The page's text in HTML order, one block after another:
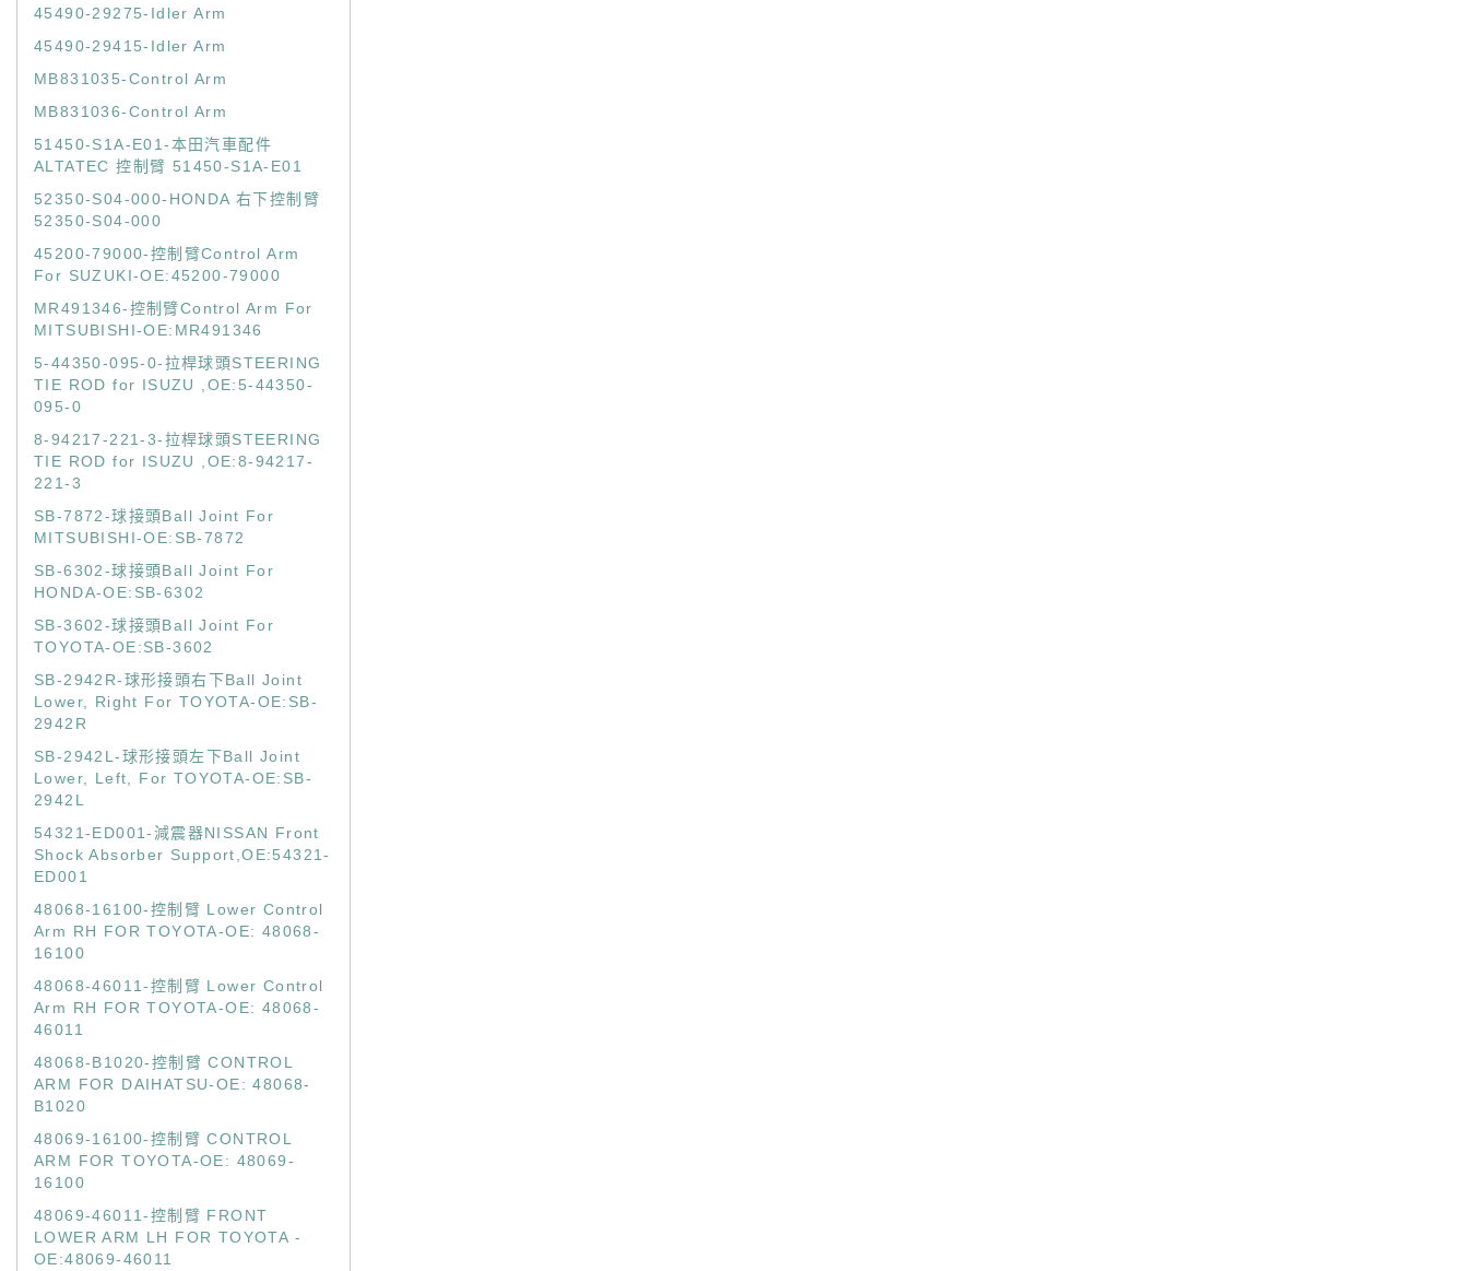
45490-29275-Idler Arm
45490-29415-Idler Arm
MB831035-Control Arm
MB831036-Control Arm
51450-S1A-E01-本田汽車配件
ALTATEC 控制臂 51450-S1A-E01
52350-S04-000-HONDA 右下控制臂
52350-S04-000
45200-79000-控制臂Control Arm
For SUZUKI-OE:45200-79000
MR491346-控制臂Control Arm For
MITSUBISHI-OE:MR491346
5-44350-095-0-拉桿球頭STEERING
TIE ROD for ISUZU ,OE:5-44350-
095-0
8-94217-221-3-拉桿球頭STEERING
TIE ROD for ISUZU ,OE:8-94217-
221-3
SB-7872-球接頭Ball Joint For
MITSUBISHI-OE:SB-7872
SB-6302-球接頭Ball Joint For
HONDA-OE:SB-6302
SB-3602-球接頭Ball Joint For
TOYOTA-OE:SB-3602
SB-2942R-球形接頭右下Ball Joint
Lower, Right For TOYOTA-OE:SB-
2942R
SB-2942L-球形接頭左下Ball Joint
Lower, Left, For TOYOTA-OE:SB-
2942L
54321-ED001-減震器NISSAN Front
Shock Absorber Support,OE:54321-
ED001
48068-16100-控制臂 Lower Control
Arm RH FOR TOYOTA-OE: 48068-
16100
48068-46011-控制臂 Lower Control
Arm RH FOR TOYOTA-OE: 48068-
46011
48068-B1020-控制臂 CONTROL
ARM FOR DAIHATSU-OE: 48068-
B1020
48069-16100-控制臂 CONTROL
ARM FOR TOYOTA-OE: 48069-
16100
48069-46011-控制臂 FRONT
LOWER ARM LH FOR TOYOTA -
OE:48069-46011